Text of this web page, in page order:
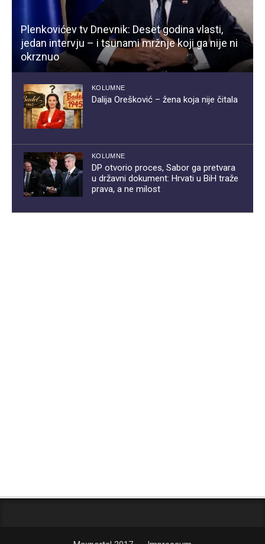
Plenkovićev tv Dnevnik: Deset godina vlasti,
jedan intervju – i tsunami mržnje koji ga nije ni
okrznuo
KOLUMNE
Dalija Orešković – žena koja nije čitala
KOLUMNE
DP otvorio proces, Sabor ga pretvara
u državni dokument: Hrvati u BiH traže
prava, a ne milost